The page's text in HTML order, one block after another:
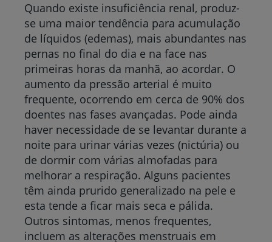
Quando existe insuficiência renal, produz-
se uma maior tendência para acumulação
de líquidos (edemas), mais abundantes nas
pernas no final do dia e na face nas
primeiras horas da manhã, ao acordar. O
aumento da pressão arterial é muito
frequente, ocorrendo em cerca de 90% dos
doentes nas fases avançadas. Pode ainda
haver necessidade de se levantar durante a
noite para urinar várias vezes (nictúria) ou
de dormir com várias almofadas para
melhorar a respiração. Alguns pacientes
têm ainda prurido generalizado na pele e
esta tende a ficar mais seca e pálida.
Outros sintomas, menos frequentes,
incluem as alterações menstruais em